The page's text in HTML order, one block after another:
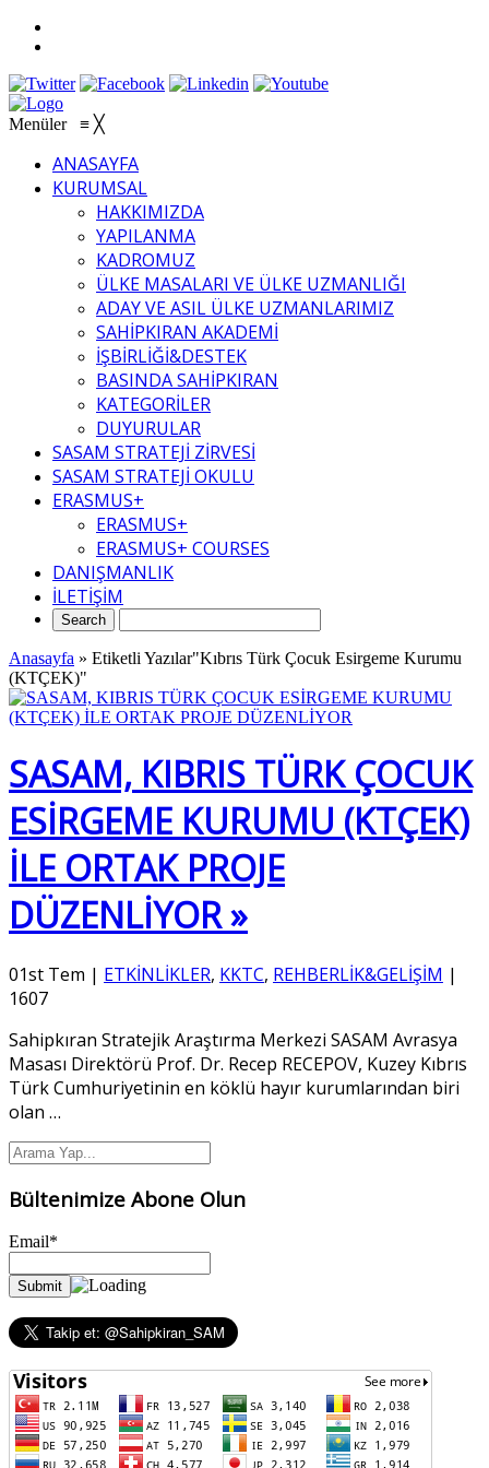
Menüler ≡ ╳
ANASAYFA
KURUMSAL
HAKKIMIZDA
YAPILANMA
KADROMUZ
ÜLKE MASALARI VE ÜLKE UZMANLIĞI
ADAY VE ASIL ÜLKE UZMANLARIMIZ
SAHİPKIRAN AKADEMİ
İŞBİRLİĞİ&DESTEK
BASINDA SAHİPKIRAN
KATEGORİLER
DUYURULAR
SASAM STRATEJİ ZİRVESİ
SASAM STRATEJİ OKULU
ERASMUS+
ERASMUS+
ERASMUS+ COURSES
DANIŞMANLIK
İLETİŞİM
Anasayfa » Etiketli Yazılar"Kıbrıs Türk Çocuk Esirgeme Kurumu
(KTÇEK)"
SASAM, KIBRIS TÜRK ÇOCUK
ESİRGEME KURUMU (KTÇEK)
İLE ORTAK PROJE
DÜZENLİYOR »
01st Tem | ETKİNLİKLER, KKTC, REHBERLİK&GELİŞİM |
1607
Sahipkıran Stratejik Araştırma Merkezi SASAM Avrasya
Masası Direktörü Prof. Dr. Recep RECEPOV, Kuzey Kıbrıs
Türk Cumhuriyetinin en köklü hayır kurumlarından biri
olan …
Bültenimize Abone Olun
Email*